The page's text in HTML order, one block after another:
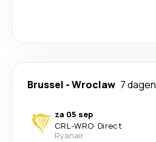
Brussel -Wroclaw 7 dagen
za 05 sep
CRL-WRO· Direct
Ryanair